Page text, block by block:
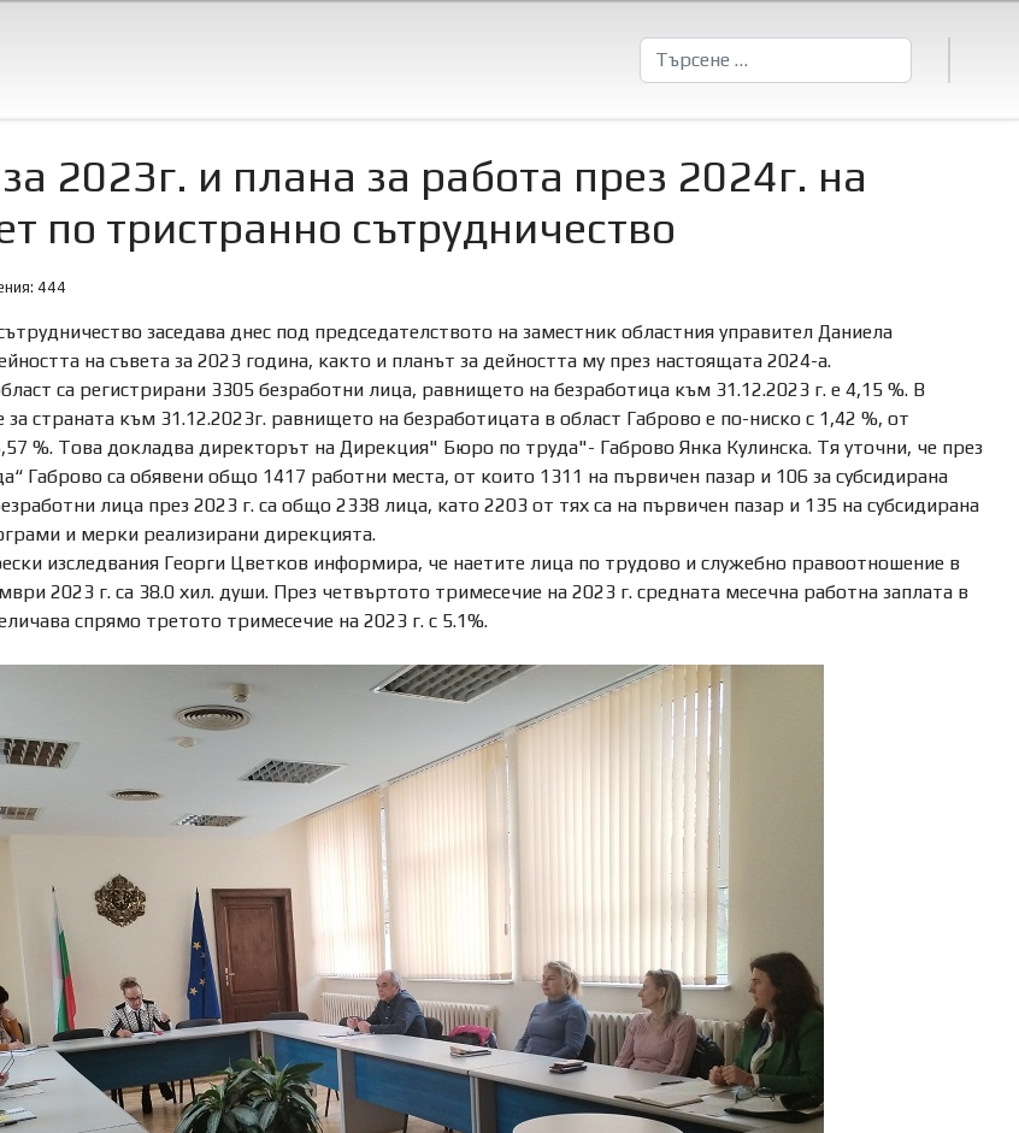
Търсене
2023г. и плана за работа през 2024г. на
по тристранно сътрудничество
444
заседава днес под председателството на заместник областния управител Даниела
на съвета за 2023 година, както и планът за дейността му през настоящата 2024-а.
са регистрирани 3305 безработни лица, равнището на безработица към 31.12.2023 г. е 4,15 %. В
страната към 31.12.2023г. равнището на безработицата в област Габрово е по-ниско с 1,42 %, от
%. Това докладва директорът на Дирекция" Бюро по труда"- Габрово Янка Кулинска. Тя уточни, че през
Габрово са обявени общо 1417 работни места, от които 1311 на първичен пазар и 106 за субсидирана
лица през 2023 г. са общо 2338 лица, като 2203 от тях са на първичен пазар и 135 на субсидирана
и мерки реализирани дирекцията.
изследвания Георги Цветков информира, че наетите лица по трудово и служебно правоотношение в
2023 г. са 38.0 хил. души. През четвъртото тримесечие на 2023 г. средната месечна работна заплата в
спрямо третото тримесечие на 2023 г. с 5.1%.